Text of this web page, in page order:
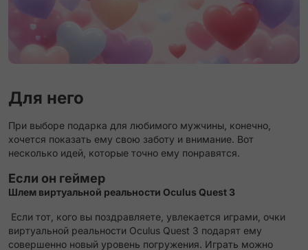
Для него
При выборе подарка для любимого мужчины, конечно,
хочется показать ему свою заботу и внимание. Вот
несколько идей, которые точно ему понравятся.
Если он геймер
Шлем виртуальной реальности Oculus Quest 3
Если тот, кого вы поздравляете, увлекается играми, очки
виртуальной реальности Oculus Quest 3 подарят ему
совершенно новый уровень погружения. Играть можно